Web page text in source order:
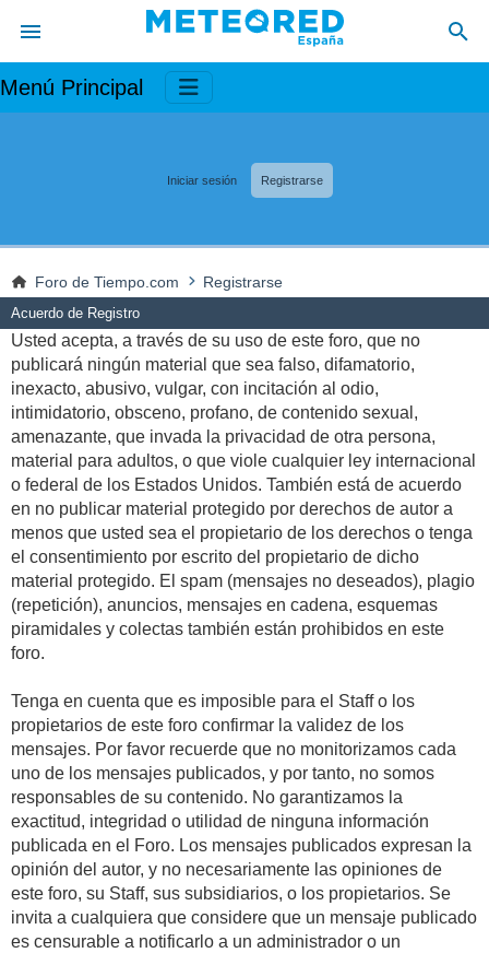
Menú Principal
Iniciar sesión Registrarse
Foro de Tiempo.com Registrarse
Acuerdo de Registro
Usted acepta, a través de su uso de este foro, que no
publicará ningún material que sea falso, difamatorio,
inexacto, abusivo, vulgar, con incitación al odio,
intimidatorio, obsceno, profano, de contenido sexual,
amenazante, que invada la privacidad de otra persona,
material para adultos, o que viole cualquier ley internacional
o federal de los Estados Unidos. También está de acuerdo
en no publicar material protegido por derechos de autor a
menos que usted sea el propietario de los derechos o tenga
el consentimiento por escrito del propietario de dicho
material protegido. El spam (mensajes no deseados), plagio
(repetición), anuncios, mensajes en cadena, esquemas
piramidales y colectas también están prohibidos en este
foro.
Tenga en cuenta que es imposible para el Staff o los
propietarios de este foro confirmar la validez de los
mensajes. Por favor recuerde que no monitorizamos cada
uno de los mensajes publicados, y por tanto, no somos
responsables de su contenido. No garantizamos la
exactitud, integridad o utilidad de ninguna información
publicada en el Foro. Los mensajes publicados expresan la
opinión del autor, y no necesariamente las opiniones de
este foro, su Staff, sus subsidiarios, o los propietarios. Se
invita a cualquiera que considere que un mensaje publicado
es censurable a notificarlo a un administrador o un